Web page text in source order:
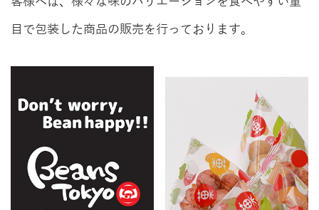
目で包装した商品の販売を行っております。